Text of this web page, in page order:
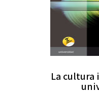
La cultura